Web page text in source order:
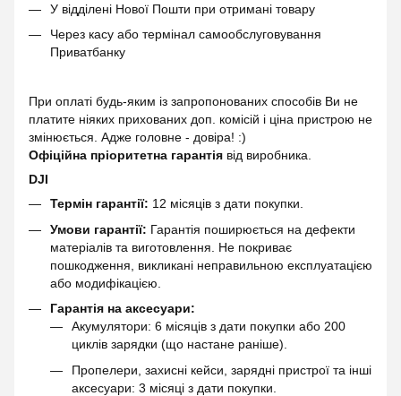
У відділені Нової Пошти при отримані товару
Через касу або термінал самообслуговування
Приватбанку
При оплаті будь-яким із запропонованих способів Ви не
платите ніяких прихованих доп. комісій і ціна пристрою не
змінюється. Адже головне - довіра! :)
Офіційна пріоритетна гарантія від виробника.
DJI
Термін гарантії: 12 місяців з дати покупки.
Умови гарантії: Гарантія поширюється на дефекти
матеріалів та виготовлення. Не покриває
пошкодження, викликані неправильною експлуатацією
або модифікацією.
Гарантія на аксесуари:
Акумулятори: 6 місяців з дати покупки або 200
циклів зарядки (що настане раніше).
Пропелери, захисні кейси, зарядні пристрої та інші
аксесуари: 3 місяці з дати покупки.